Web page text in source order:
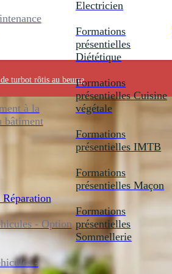
à la
bâtiment
- Option
-
Electricien
Formations
présentielles
Diététique
Formations
présentielles Cuisine
végétale
Formations
présentielles IMTB
Formations
présentielles Maçon
Formations
présentielles
Sommellerie
turbot rôtis au beurre